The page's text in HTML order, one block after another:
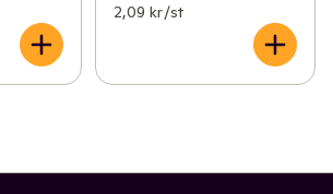
2,09 kr /st